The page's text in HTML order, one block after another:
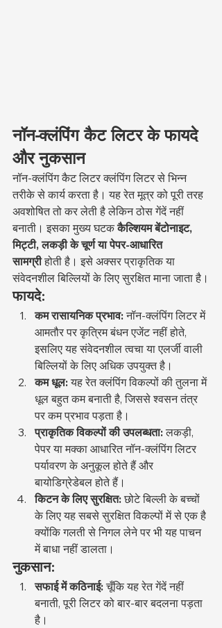
नॉन-क्लंपिंग कैट लिटर के फायदे
और नुकसान
नॉन-क्लंपिंग कैट लिटर क्लंपिंग लिटर से भिन्न
तरीके से कार्य करता है। यह रेत मूत्र को पूरी तरह
अवशोषित तो कर लेती है लेकिन ठोस गेंदें नहीं
बनाती। इसका मुख्य घटक कैल्शियम बेंटोनाइट,
मिट्टी, लकड़ी के चूर्ण या पेपर-आधारित
सामग्री होती है। इसे अक्सर प्राकृतिक या
संवेदनशील बिल्लियों के लिए सुरक्षित माना जाता है।
फायदे:
कम रासायनिक प्रभाव: नॉन-क्लंपिंग लिटर में
आमतौर पर कृत्रिम बंधन एजेंट नहीं होते,
इसलिए यह संवेदनशील त्वचा या एलर्जी वाली
बिल्लियों के लिए अधिक उपयुक्त है।
कम धूल: यह रेत क्लंपिंग विकल्पों की तुलना में
धूल बहुत कम बनाती है, जिससे श्वसन तंत्र
पर कम प्रभाव पड़ता है।
प्राकृतिक विकल्पों की उपलब्धता: लकड़ी,
पेपर या मक्का आधारित नॉन-क्लंपिंग लिटर
पर्यावरण के अनुकूल होते हैं और
बायोडिग्रेडेबल होते हैं।
किटन के लिए सुरक्षित: छोटे बिल्ली के बच्चों
के लिए यह सबसे सुरक्षित विकल्पों में से एक है
क्योंकि गलती से निगल लेने पर भी यह पाचन
में बाधा नहीं डालता।
नुकसान:
सफाई में कठिनाई: चूँकि यह रेत गेंदें नहीं
बनाती, पूरी लिटर को बार-बार बदलना पड़ता
है।